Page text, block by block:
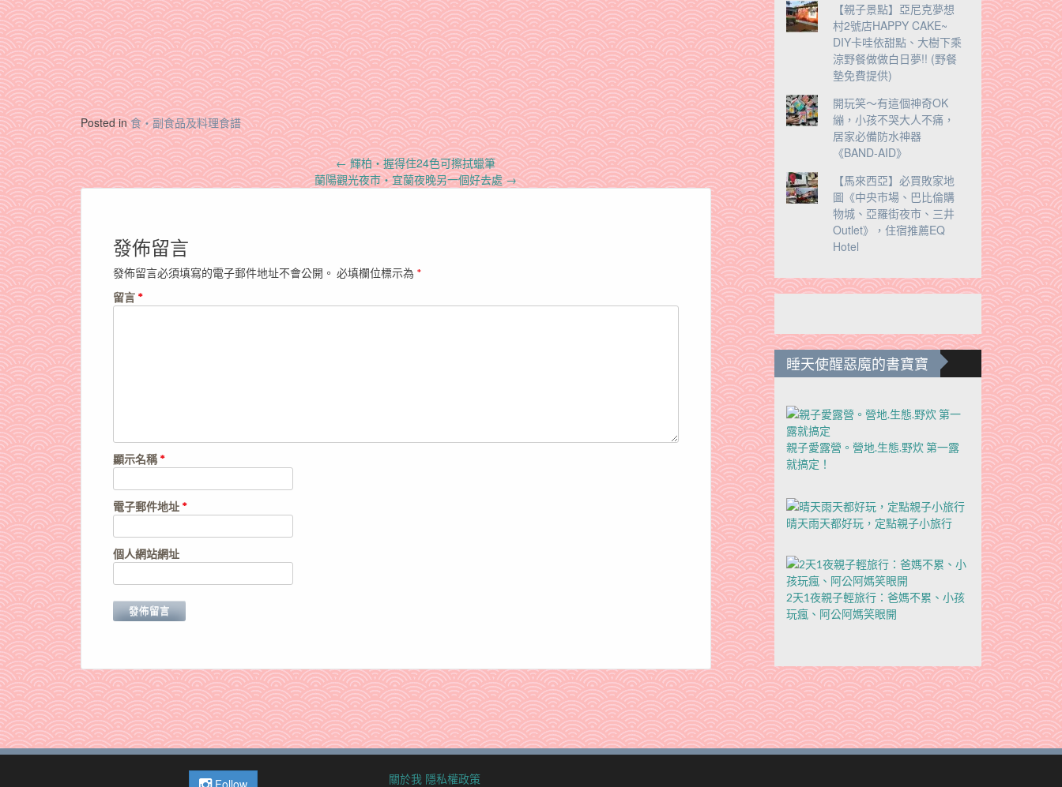
Posted in食‧副食品及料理食譜
Post
navigation
←輝柏‧握得住24色可擦拭蠟筆
蘭陽觀光夜市‧宜蘭夜晚另一個好去處→
發佈留言
發佈留言必須填寫的電子郵件地址不會公開。 必填欄位標示為 *
留言 *
顯示名稱*
電子郵件地址 *
個人網站網址
【親子景點】亞尼克夢想
村2號店HAPPY CAKE~
DIY卡哇依甜點、大樹下乘
涼野餐做做白日夢!! (野餐
墊免費提供)
開玩笑～有這個神奇OK
繃，小孩不哭大人不痛，
居家必備防水神器
《BAND-AID》
【馬來西亞】必買敗家地
圖《中央市場、巴比倫購
物城、亞羅街夜市、三井
Outlet》，住宿推薦EQ
Hotel
睡天使醒惡魔的書寶寶
親子愛露營。營地.生態.野炊 第一露
就搞定！
晴天雨天都好玩，定點親子小旅行
2天1夜親子輕旅行：爸媽不累、小孩
玩瘋、阿公阿媽笑眼開
Follow 關於我 隱私權政策